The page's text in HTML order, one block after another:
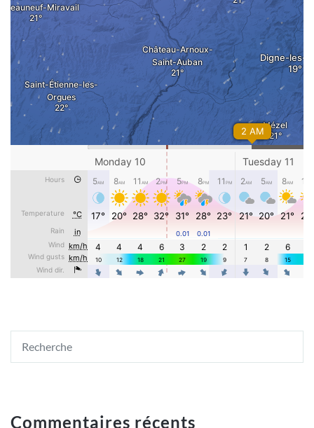
Commentaires récents